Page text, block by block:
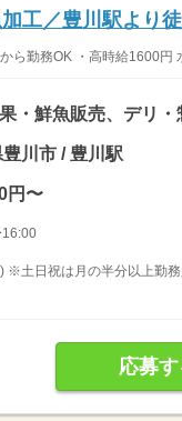
工／豊川駅より
ら勤務OK ・高時給1600円
・鮮魚販売、デリ
川市 / 豊川駅
円〜
16:00
※土日祝は月の半分以上勤
応募す